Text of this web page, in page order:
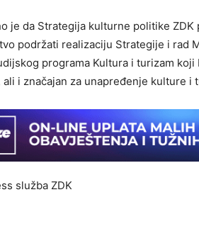
je da Strategija kulturne politike
podržati realizaciju Strategije i rad
programa Kultura i turizam
ali i značajan za unapređenje kulture i
služba ZDK